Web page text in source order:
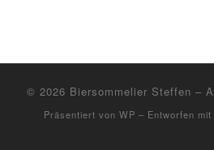
© 2026 Biersommelier Steffen –
Präsentiert von WP – Entworfen mit